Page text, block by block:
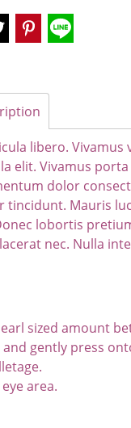
libero. Vivamus
elit. Vivamus
dolor
tincidunt. Mauris
lobortis
nec. Nulla
sized amount
gently press
area.